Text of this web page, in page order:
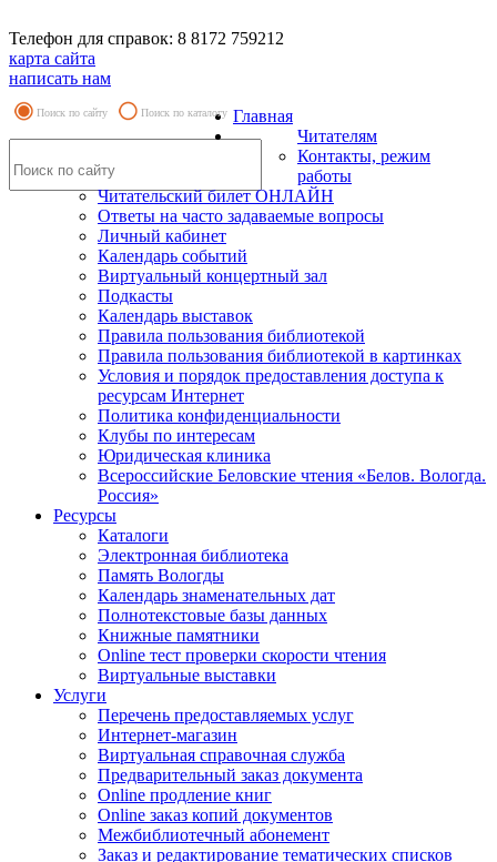
Телефон для справок: 8 8172 759212
карта сайта
написать нам
Поиск по сайту Поиск по каталогу Главная
Читателям
Контакты, режим
работы
Читательский билет ОНЛАЙН
Ответы на часто задаваемые вопросы
Личный кабинет
Календарь событий
Виртуальный концертный зал
Подкасты
Календарь выставок
Правила пользования библиотекой
Правила пользования библиотекой в картинках
Условия и порядок предоставления доступа к
ресурсам Интернет
Политика конфиденциальности
Клубы по интересам
Юридическая клиника
Всероссийские Беловские чтения «Белов. Вологда.
Россия»
Ресурсы
Каталоги
Электронная библиотека
Память Вологды
Календарь знаменательных дат
Полнотекстовые базы данных
Книжные памятники
Online тест проверки скорости чтения
Виртуальные выставки
Услуги
Перечень предоставляемых услуг
Интернет-магазин
Виртуальная справочная служба
Предварительный заказ документа
Online продление книг
Online заказ копий документов
Межбиблиотечный абонемент
Заказ и редактирование тематических списков